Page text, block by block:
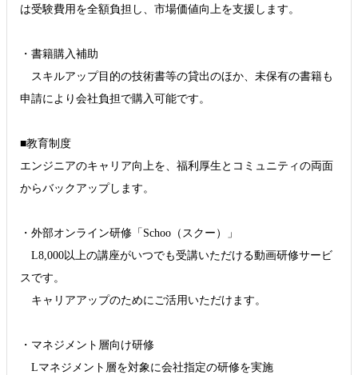
は受験費用を全額負担し、市場価値向上を支援します。
・書籍購入補助
スキルアップ目的の技術書等の貸出のほか、未保有の書籍も
申請により会社負担で購入可能です。
■教育制度
エンジニアのキャリア向上を、福利厚生とコミュニティの両面
からバックアップします。
・外部オンライン研修「Schoo（スクー）」
L8,000以上の講座がいつでも受講いただける動画研修サービ
スです。
キャリアアップのためにご活用いただけます。
・マネジメント層向け研修
Lマネジメント層を対象に会社指定の研修を実施